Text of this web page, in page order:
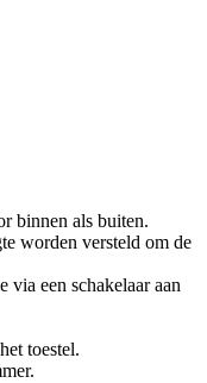
binnen als buiten.
worden versteld om de
een schakelaar aan
toestel.